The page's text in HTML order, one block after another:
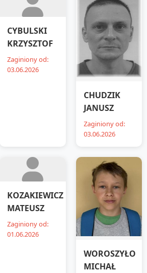
CYBULSKI
KRZYSZTOF
Zaginiony od:
03.06.2026
CHUDZIK
JANUSZ
Zaginiony od:
03.06.2026
KOZAKIEWICZ
MATEUSZ
Zaginiony od:
01.06.2026
WOROSZYŁO
MICHAŁ